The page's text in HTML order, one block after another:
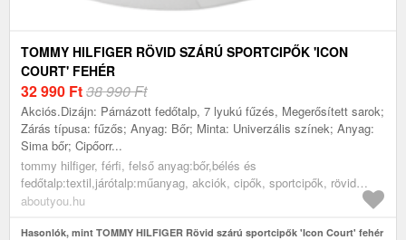
TOMMY HILFIGER RÖVID SZÁRÚ SPORTCIPŐK 'ICON
COURT' FEHÉR
32 990 Ft38 990 Ft
Akciós.Dizájn: Párnázott fedőtalp, 7 lyukú fűzés, Megerősített sarok;
Zárás típusa: fűzős; Anyag: Bőr; Minta: Univerzális színek; Anyag:
Sima bőr; Cipőorr...
tommy hilfiger, férfi, felső anyag:bőr,bélés és
fedőtalp:textil,járótalp:műanyag, akciók, cipők, sportcipők, rövid
szárú edzőcipők, alkalmi sportcipők, fehér
aboutyou.hu
Hasonlók, mint TOMMY HILFIGER Rövid szárú sportcipők 'Icon Court' fehér